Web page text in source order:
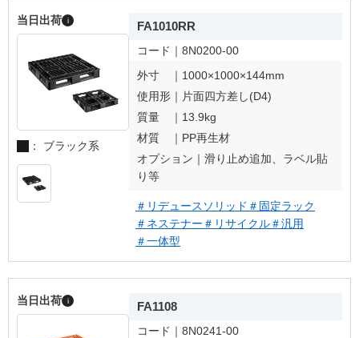
当日出荷 i
： ブラック系
FA1010RR
コード｜ 8N0200-00
外寸 ｜ 1000×1000×144mm
使用形｜ 片面四方差し(D4)
質量 ｜ 13.9kg
材質 ｜ PP再生材
オプション｜ 滑り止め追加、ラベル貼
り等
＃リデュースソリッド ＃固定ラック
＃ネステナー ＃リサイクル＃汎用
＃一体型
当日出荷 i FA1108
コード｜ 8N0241-00